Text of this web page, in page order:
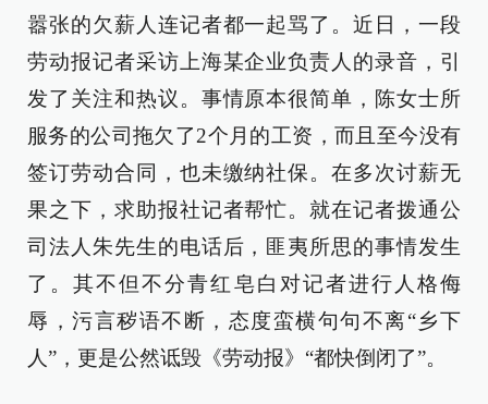
嚣张的欠薪人连记者都一起骂了。近日，一段
劳动报记者采访上海某企业负责人的录音，引
发了关注和热议。事情原本很简单，陈女士所
服务的公司拖欠了2个月的工资，而且至今没有
签订劳动合同，也未缴纳社保。在多次讨薪无
果之下，求助报社记者帮忙。就在记者拨通公
司法人朱先生的电话后，匪夷所思的事情发生
了。其不但不分青红皂白对记者进行人格侮
辱，污言秽语不断，态度蛮横句句不离“乡下
人”，更是公然诋毁《劳动报》“都快倒闭了”。